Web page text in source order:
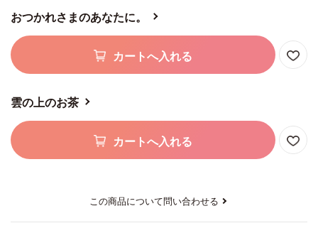
おつかれさまのあなたに。
カートへ入れる
雲の上のお茶
カートへ入れる
この商品について問い合わせる